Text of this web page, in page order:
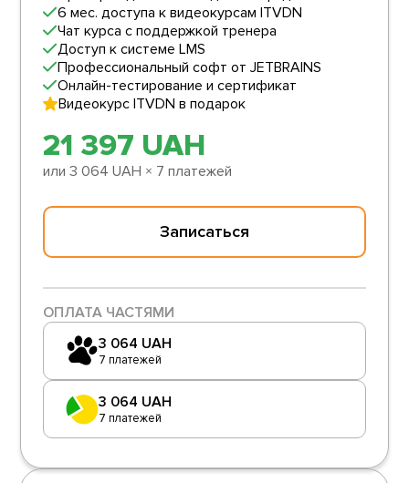
усердно над
материалом и
тогда будет
результат.
резюме та
підготовкою до
Курс регулярно
оновлюється
Як для новачків, так і
для тих, хто
перекваліфіковується.
писати код, а
структурувати
документувати,
practices.
і підтримку в процесі
для активних
передбачені
6 мес. доступа к видеокурсам ITVDN
Чат курса с поддержкой тренера
Доступ к системе LMS
Профессиональный софт от JETBRAINS
Онлайн-тестирование и сертификат
Видеокурс ITVDN в подарок
21 397 UAH
или3 064 UAH × 7 платежей
Записаться
ОПЛАТА ЧАСТЯМИ
3 064 UAH
7 платежей
3 064 UAH
7 платежей